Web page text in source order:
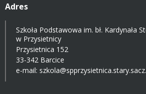
Adres
Szkoła Podstawowa im. bł. Kardynała
w Przysietnicy
Przysietnica 152
33-342 Barcice
e-mail: